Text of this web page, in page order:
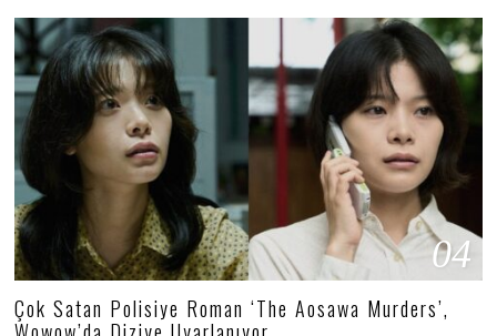
04
Çok Satan Polisiye Roman ‘The Aosawa Murders’,